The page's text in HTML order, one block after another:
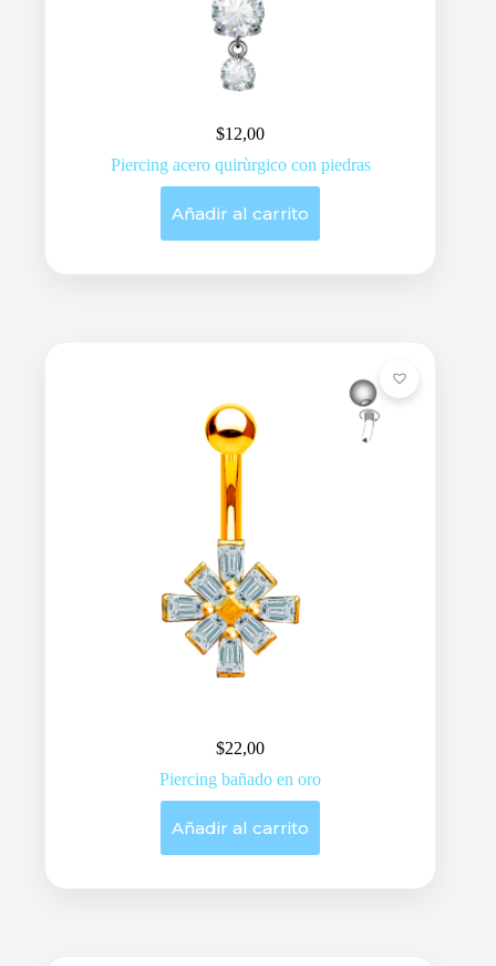
$12,00
Piercing acero quirùrgico con piedras
Añadir al carrito
$22,00
Piercing bañado en oro
Añadir al carrito